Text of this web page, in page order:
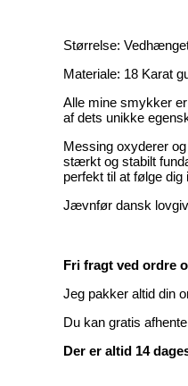
Størrelse:
Materiale: 18 Karat
Alle mine smykker
af dets unikke
Messing oxyderer
stærkt og stabilt
perfekt til at følge dig
Jævnfør dansk
Fri fragt ved ordre
Jeg pakker altid din
Du kan gratis
Der er altid 14